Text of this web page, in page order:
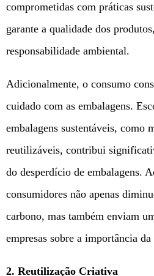
comprometidas com práticas
garante a qualidade dos
responsabilidade ambiental.
Adicionalmente, o consumo
cuidado com as embalagens.
embalagens sustentáveis, como
reutilizáveis, contribui
do desperdício de embalagens.
consumidores não apenas
carbono, mas também enviam
empresas sobre a importância
2. Reutilização Criativa